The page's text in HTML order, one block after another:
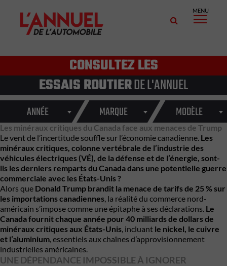
MENU
CONSULTEZ LES
ESSAIS ROUTIERDE L'ANNUEL
ANNÉE MARQUE MODÈLE
Les minéraux critiques du Canada face aux menaces de Trump
Le vent de l’incertitude souffle sur l’économie canadienne. Les
minéraux critiques, colonne vertébrale de l’industrie des
véhicules électriques (VÉ), de la défense et de l’énergie, sont-
ils les derniers remparts du Canada dans une potentielle guerre
commerciale avec les États-Unis ?
Alors que Donald Trump brandit la menace de tarifs de 25 % sur
les importations canadiennes, la réalité du commerce nord-
américain s’impose comme une épitaphe à ses déclarations. Le
Canada fournit chaque année pour 40 milliards de dollars de
minéraux critiques aux États-Unis, incluant le nickel, le cuivre
et l’aluminium, essentiels aux chaînes d’approvisionnement
industrielles américaines.
UNE DÉPENDANCE IMPOSSIBLE À IGNORER